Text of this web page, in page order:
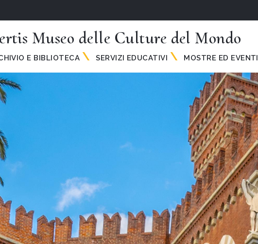
Museo delle Culture del Mondo
E BIBLIOTECA SERVIZI EDUCATIVI MOSTRE ED EVENTI